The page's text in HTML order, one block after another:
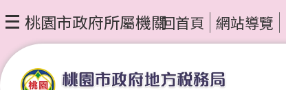
桃園市政府所屬機關回首頁 網站導覽